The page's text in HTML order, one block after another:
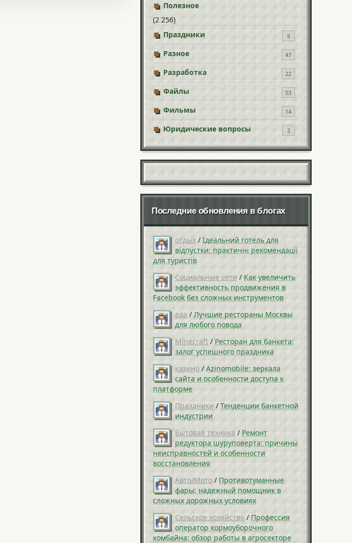
Полезное
(2 256)
Праздники
6
Разное 47
Разработка 22
Файлы 53
Фильмы 14
Юридические вопросы 2
Последние обновления в блогах
отдых / Ідеальний готель для
відпустки: практичні рекомендації
для туристів
Социальные сети / Как увеличить
эффективность продвижения в
Facebook без сложных инструментов
еда / Лучшие рестораны Москвы
для любого повода
Minecraft / Ресторан для банкета:
залог успешного праздника
казино / Azinomobile: зеркала
сайта и особенности доступа к
платформе
Праздники / Тенденции банкетной
индустрии
Бытовая техника / Ремонт
редуктора шуруповерта: причины
неисправностей и особенности
восстановления
Авто/Мото / Противотуманные
фары: надежный помощник в
сложных дорожных условиях
Сельское хозяйство / Профессия
оператор кормоуборочного
комбайна: обзор работы в агросекторе